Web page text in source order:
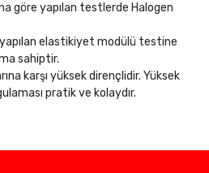
göre yapılan testlerde Halogen
elastikiyet modülü testine
sahiptir.
karşı yüksek dirençlidir. Yüksek
pratik ve kolaydır.